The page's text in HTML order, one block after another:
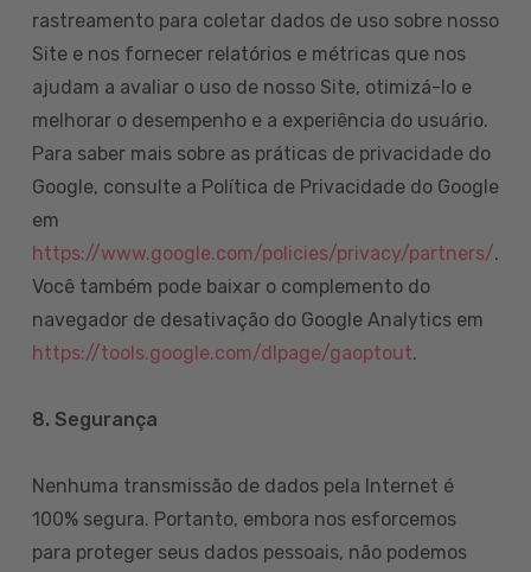
rastreamento para coletar dados de uso sobre nosso
Site e nos fornecer relatórios e métricas que nos
ajudam a avaliar o uso de nosso Site, otimizá-lo e
melhorar o desempenho e a experiência do usuário.
Para saber mais sobre as práticas de privacidade do
Google, consulte a Política de Privacidade do Google
em
https://www.google.com/policies/privacy/partners/.
Você também pode baixar o complemento do
navegador de desativação do Google Analytics em
https://tools.google.com/dlpage/gaoptout.
8. Segurança
Nenhuma transmissão de dados pela Internet é
100% segura. Portanto, embora nos esforcemos
para proteger seus dados pessoais, não podemos